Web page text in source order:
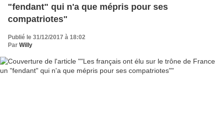
"fendant" qui n'a que mépris pour ses
compatriotes"
Publié le 31/12/2017 à 18:02
Par Willy